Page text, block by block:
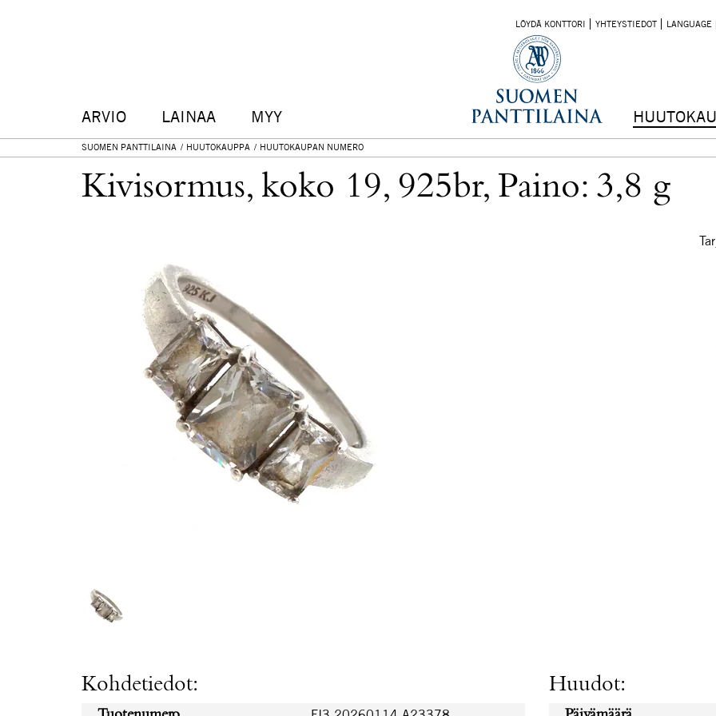
LÖYDÄ KONTTORI YHTEYSTIEDOT LANGUAGE
ARVIO LAINAA MYY
SUOMEN PANTTILAINA HUUTOKAUPPA HUUTOKAUPAN NUMERO
Kivisormus, koko 19, 925br, Paino: 3,8 g
Kohdetiedot: Huudot: